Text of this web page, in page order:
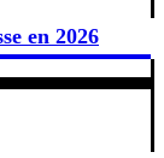
en 2026